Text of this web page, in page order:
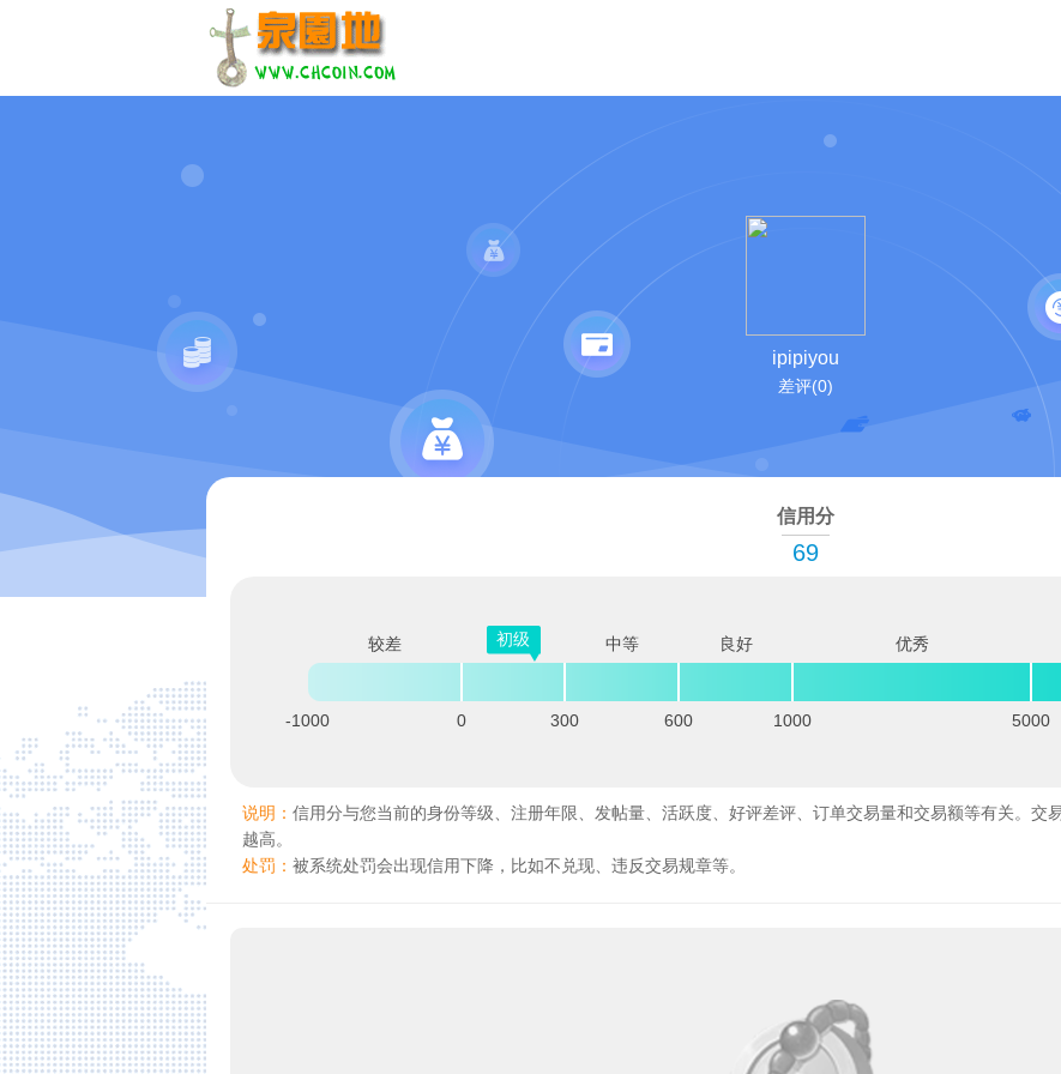
ipipiyou
差评(0)
信用分
69
较差 初级 中等 良好 优秀
-1000 0 300 600 1000 5000
说明： 信用分与您当前的身份等级、注册年限、发帖量、活跃度、好评差评、订单交易量和交易额等有关。交
越高。
处罚： 被系统处罚会出现信用下降，比如不兑现、违反交易规章等。